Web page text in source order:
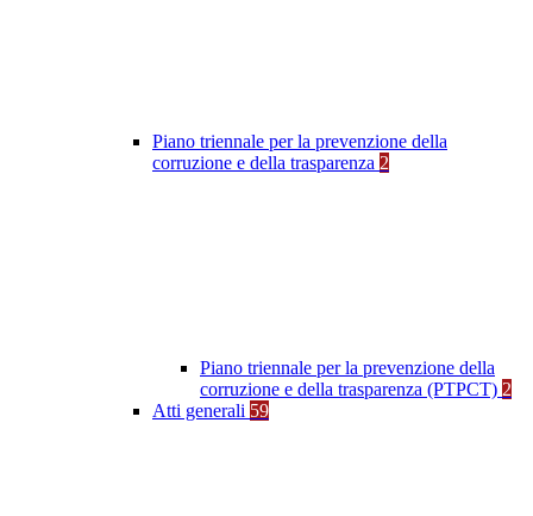
Piano triennale per la prevenzione della
corruzione e della trasparenza 2
Piano triennale per la prevenzione della
corruzione e della trasparenza (PTPCT) 2
Atti generali 59